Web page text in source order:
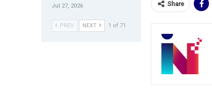
Share
Jul 27, 2026
PREV NEXT 1 of 71